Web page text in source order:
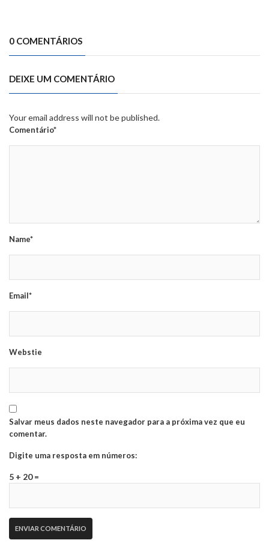
0 COMENTÁRIOS
DEIXE UM COMENTÁRIO
Your email address will not be published.
Comentário*
Name*
Email*
Webstie
Salvar meus dados neste navegador para a próxima vez que eu
comentar.
Digite uma resposta em números:
5 + 20 =